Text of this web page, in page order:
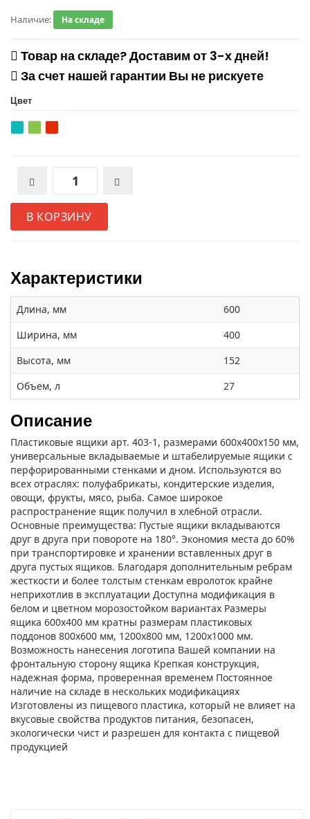
Наличие: На складе
Товар на складе? Доставим от 3-х дней!
За счет нашей гарантии Вы не рискуете
Цвет
В КОРЗИНУ
Характеристики
Длина, мм
600
Ширина, мм
400
Высота, мм
152
Объем, л
27
Описание
Пластиковые ящики арт. 403-1, размерами 600х400х150 мм,
универсальные вкладываемые и штабелируемые ящики с
перфорированными стенками и дном. Используются во
всех отраслях: полуфабрикаты, кондитерские изделия,
овощи, фрукты, мясо, рыба. Самое широкое
распространение ящик получил в хлебной отрасли.
Основные преимущества: Пустые ящики вкладываются
друг в друга при повороте на 180°. Экономия места до 60%
при транспортировке и хранении вставленных друг в
друга пустых ящиков. Благодаря дополнительным ребрам
жесткости и более толстым стенкам евролоток крайне
неприхотлив в эксплуатации Доступна модификация в
белом и цветном морозостойком вариантах Размеры
ящика 600х400 мм кратны размерам пластиковых
поддонов 800х600 мм, 1200х800 мм, 1200х1000 мм.
Возможность нанесения логотипа Вашей компании на
фронтальную сторону ящика Крепкая конструкция,
надежная форма, проверенная временем Постоянное
наличие на складе в нескольких модификациях
Изготовлены из пищевого пластика, который не влияет на
вкусовые свойства продуктов питания, безопасен,
экологически чист и разрешен для контакта с пищевой
продукцией